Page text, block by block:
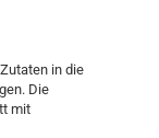
in die
Die
mit